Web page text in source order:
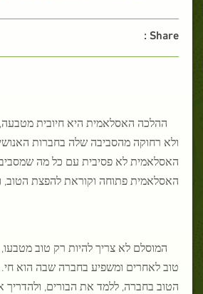
Share :
ההלכה האסלאמית היא חיובית
ולא רחוקה מהסביבה שלה בחברות
האסלאמית לא פסיבית עם כל מה
האסלאמית פתוחה וקוראת להפצת הטוב,
המוסלם לא צריך להיות רק טוב
טוב לאחרים ומשפיע בחברה שבה הוא
הטוב בחברה, ללמד את הבורים, ולהדריך